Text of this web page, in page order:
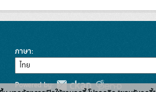
ภาษา
Powered by: